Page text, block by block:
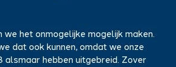
we het onmogelijke mogelijk maken.
dat ook kunnen, omdat we onze
alsmaar hebben uitgebreid. Zover